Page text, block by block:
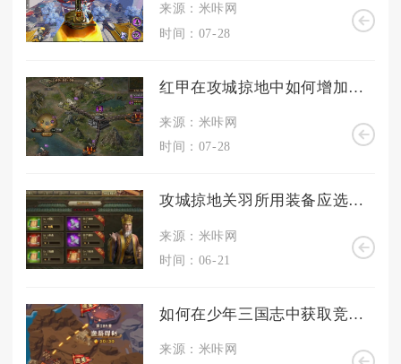
来源：米咔网
时间：07-28
红甲在攻城掠地中如何增加生存能力
来源：米咔网
时间：07-28
攻城掠地关羽所用装备应选择什么
来源：米咔网
时间：06-21
如何在少年三国志中获取竞技勋章
来源：米咔网